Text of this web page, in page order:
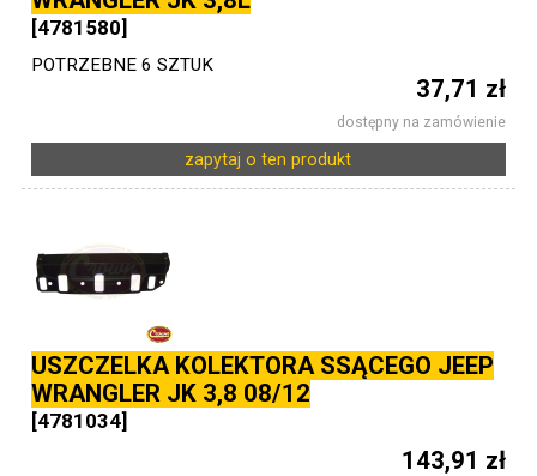
[4781580]
POTRZEBNE 6 SZTUK
37,71 zł
dostępny na zamówienie
zapytaj o ten produkt
USZCZELKA KOLEKTORA SSĄCEGO JEEP
WRANGLER JK 3,8 08/12
[4781034]
143,91 zł